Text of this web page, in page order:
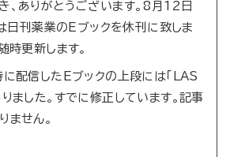
ありがとうございます。8月12日
は日刊薬業のEブックを休刊に致しま
時更新します。
信したEブックの上段には「LAS
ました。すでに修正しています。記事
ません。